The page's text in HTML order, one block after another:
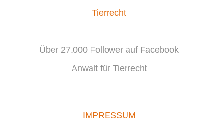
Tierrecht
Über 27.000 Follower auf Facebook
Anwalt für Tierrecht
IMPRESSUM